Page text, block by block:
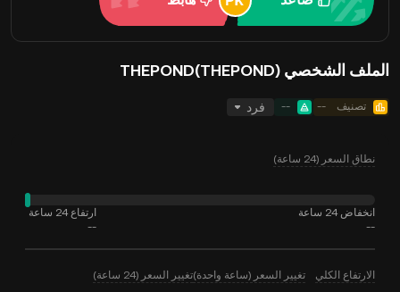
الملف الشخصي THEPOND(THEPOND)
تصنيف --
-- فرد
نطاق السعر (24 ساعة)
انخفاض 24 ساعة
--
ارتفاع 24 ساعة
--
الارتفاع الكلي تغيير السعر (ساعة واحدة)تغيير السعر (24 ساعة)